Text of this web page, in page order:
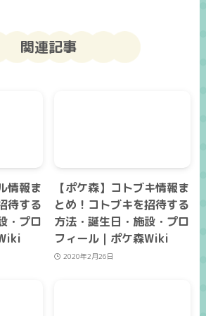
関連記事
情報ま
待する
・プロ
【ポケ森】コトブキ情報ま
とめ！コトブキを招待する
方法・誕生日・施設・プロ
フィール｜ポケ森Wiki
2020年2月26日